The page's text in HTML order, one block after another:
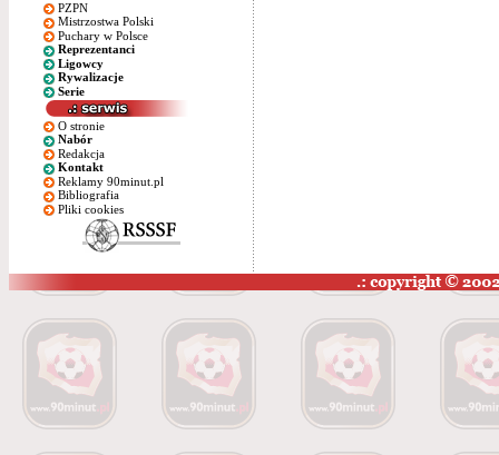
PZPN
Mistrzostwa Polski
Puchary w Polsce
Reprezentanci
Ligowcy
Rywalizacje
Serie
O stronie
Nabór
Redakcja
Kontakt
Reklamy 90minut.pl
Bibliografia
Pliki cookies